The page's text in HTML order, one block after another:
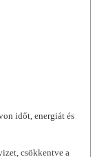
időt, energiát és
csökkentve a